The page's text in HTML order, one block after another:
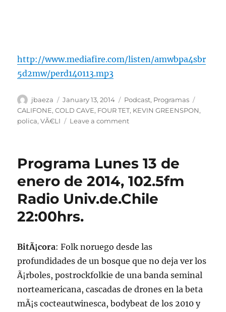
http://www.mediafire.com/listen/amwbpa4sbr
5d2mw/perd140113.mp3
Author
jbaeza
Posted
on
January 13, 2014 Categories
Podcast, Programas
CALIFONE,COLD CAVE, FOUR TET, KEVIN GREENSPON,
polica,VÃ€LI Leave a commenton
de
2014
Programa Lunes 13 de
enero de 2014, 102.5fm
Radio Univ.de.Chile
22:00hrs.
BitÃ¡cora: Folk noruego desde las
profundidades de un bosque que no deja ver los
Ã¡rboles, postrockfolkie de una banda seminal
norteamericana, cascadas de drones en la beta
mÃ¡s cocteautwinesca, bodybeat de los 2010 y